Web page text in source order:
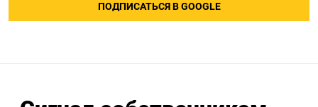
ПОДПИСАТЬСЯ В GOOGLE